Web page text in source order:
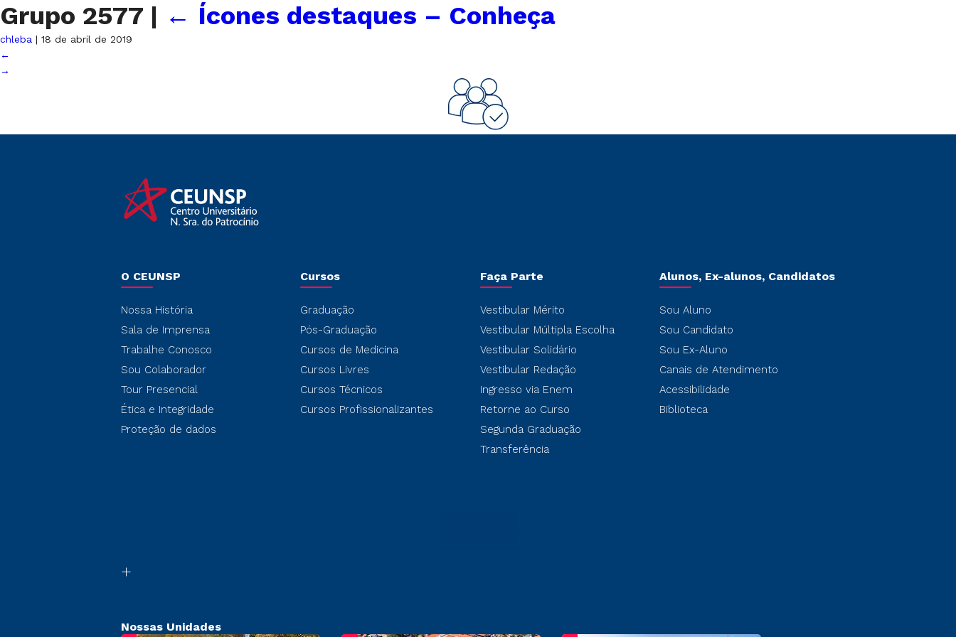
Grupo 2577 | ← Ícones destaques – Conheça
chleba | 18 de abril de 2019
←
→
O CEUNSP
Nossa História
Sala de Imprensa
Trabalhe Conosco
Sou Colaborador
Tour Presencial
Ética e Integridade
Proteção de dados
Cursos
Graduação
Pós-Graduação
Cursos de Medicina
Cursos Livres
Cursos Técnicos
Cursos Profissionalizantes
Faça Parte
Vestibular Mérito
Vestibular Múltipla Escolha
Vestibular Solidário
Vestibular Redação
Ingresso via Enem
Retorne ao Curso
Segunda Graduação
Transferência
Alunos, Ex-alunos, Candidatos
Sou Aluno
Sou Candidato
Sou Ex-Aluno
Canais de Atendimento
Acessibilidade
Biblioteca
Nossas Unidades